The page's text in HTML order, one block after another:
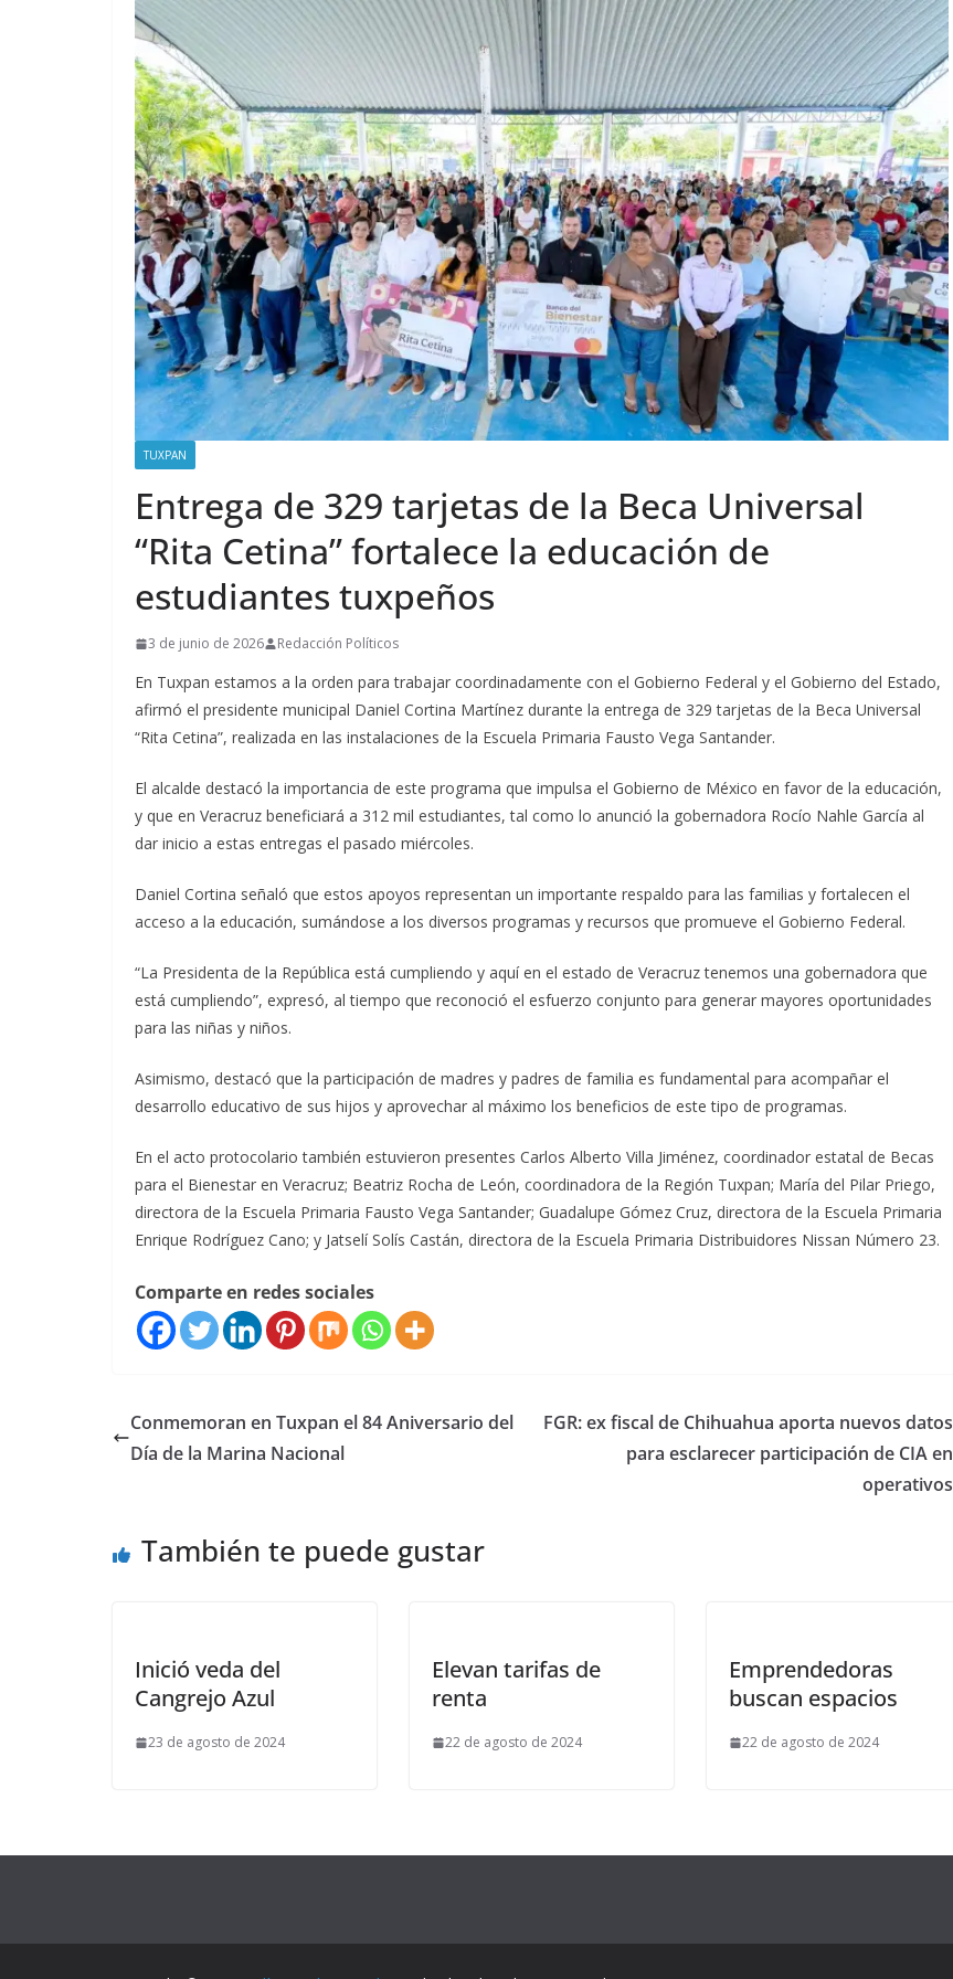
TUXPAN
Entrega de 329 tarjetas de la Beca Universal
“Rita Cetina” fortalece la educación de
estudiantes tuxpeños
3 de junio de 2026 Redacción Políticos
En Tuxpan estamos a la orden para trabajar coordinadamente con el Gobierno Federal y el Gobierno del Estado,
afirmó el presidente municipal Daniel Cortina Martínez durante la entrega de 329 tarjetas de la Beca Universal
“Rita Cetina”, realizada en las instalaciones de la Escuela Primaria Fausto Vega Santander.
El alcalde destacó la importancia de este programa que impulsa el Gobierno de México en favor de la educación,
y que en Veracruz beneficiará a 312 mil estudiantes, tal como lo anunció la gobernadora Rocío Nahle García al
dar inicio a estas entregas el pasado miércoles.
Daniel Cortina señaló que estos apoyos representan un importante respaldo para las familias y fortalecen el
acceso a la educación, sumándose a los diversos programas y recursos que promueve el Gobierno Federal.
“La Presidenta de la República está cumpliendo y aquí en el estado de Veracruz tenemos una gobernadora que
está cumpliendo”, expresó, al tiempo que reconoció el esfuerzo conjunto para generar mayores oportunidades
para las niñas y niños.
Asimismo, destacó que la participación de madres y padres de familia es fundamental para acompañar el
desarrollo educativo de sus hijos y aprovechar al máximo los beneficios de este tipo de programas.
En el acto protocolario también estuvieron presentes Carlos Alberto Villa Jiménez, coordinador estatal de Becas
para el Bienestar en Veracruz; Beatriz Rocha de León, coordinadora de la Región Tuxpan; María del Pilar Priego,
directora de la Escuela Primaria Fausto Vega Santander; Guadalupe Gómez Cruz, directora de la Escuela Primaria
Enrique Rodríguez Cano; y Jatselí Solís Castán, directora de la Escuela Primaria Distribuidores Nissan Número 23.
Comparte en redes sociales
Conmemoran en Tuxpan el 84 Aniversario del
Día de la Marina Nacional
FGR: ex fiscal de Chihuahua aporta nuevos datos
para esclarecer participación de CIA en
operativos
También te puede gustar
Inició veda del
Cangrejo Azul
23 de agosto de 2024
Elevan tarifas de
renta
22 de agosto de 2024
Emprendedoras
buscan espacios
22 de agosto de 2024